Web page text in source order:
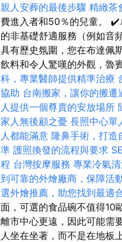
親人安葬的最後步驟 精緻茶
費進入者和50％的兒童。
的非基礎舒適服務（例如音
具有歷史氛圍，您在布達佩
飲料和令人驚嘆的外觀，魯
科，專業醫師提供精準治療
協助 台南搬家，讓你的搬遷
人提供一個尊貴的安放場所
家人無後顧之憂 長照中心單
人都能滿意 隆鼻手術，打造
準 護照換發的流程與要求
程 台灣按摩服務 專業冷氣
到可靠的外燴廠商，保障活
選外燴推薦，助您找到最適
面，可選的食品碗不值得10
離市中心更遠，因此可能需
人坐在坐著，而不是在地板